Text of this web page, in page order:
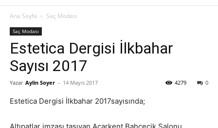
Ana Sayfa Saç Modası
Saç Modası
Estetica Dergisi İlkbahar
Sayısı 2017
Yazar Aylin Soyer - 14 Mayıs 2017 0
4279
Estetica Dergisi İlkbahar 2017sayısında;